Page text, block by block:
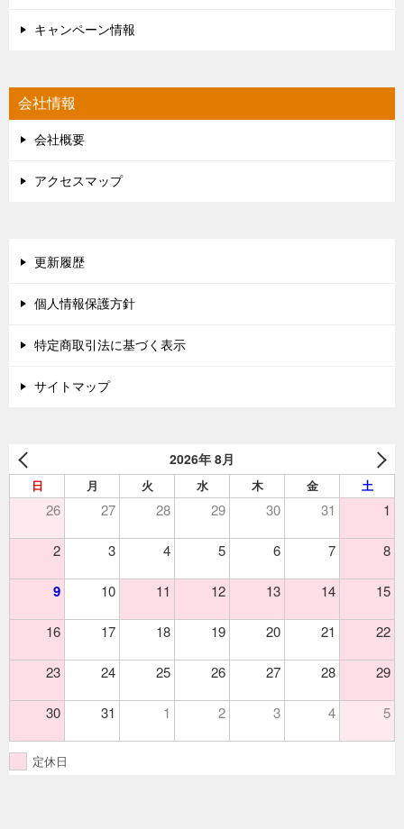
キャンペーン情報
会社情報
会社概要
アクセスマップ
更新履歴
個人情報保護方針
特定商取引法に基づく表示
サイトマップ
2026年 8月
日 月 火 水 木 金 土
26 27 28 29 30 31 1
2 3 4 5 6 7 8
9 10 11 12 13 14 15
16 17 18 19 20 21 22
23 24 25 26 27 28 29
30 31 1 2 3 4 5
定休日